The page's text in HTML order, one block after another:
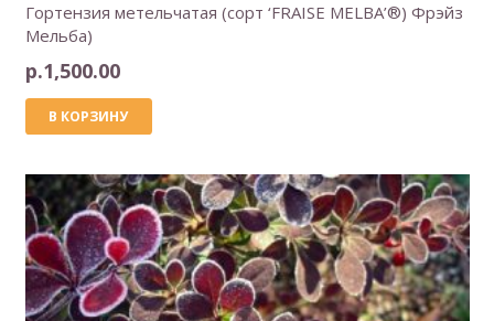
Гортензия метельчатая (сорт ‘FRAISE MELBA’®) Фрэйз
Мельба)
р.1,500.00
В КОРЗИНУ